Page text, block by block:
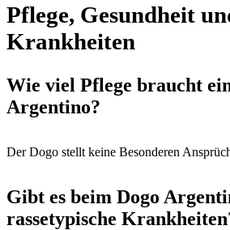
Pflege, Gesundheit
Krankheiten
Wie viel Pflege braucht
Argentino?
Der Dogo stellt keine Besonderen
Gibt es beim Dogo
rassetypische